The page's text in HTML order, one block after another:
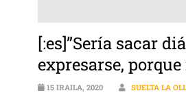
[:es]”Sería sacar
expresarse,
15 IRAILA, 2020 SUELTA LA